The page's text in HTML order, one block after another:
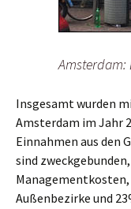
Amsterdam:
Insgesamt wurden
Amsterdam im Jahr
Einnahmen aus den
sind
Außenbezirke und